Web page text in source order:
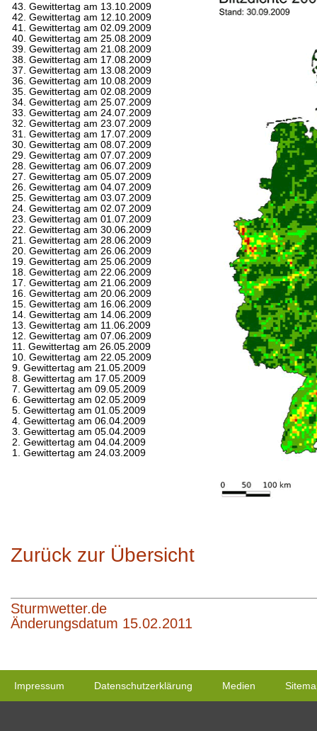
43. Gewittertag am 13.10.2009
42. Gewittertag am 12.10.2009
41. Gewittertag am 02.09.2009
40. Gewittertag am 25.08.2009
39. Gewittertag am 21.08.2009
38. Gewittertag am 17.08.2009
37. Gewittertag am 13.08.2009
36. Gewittertag am 10.08.2009
35. Gewittertag am 02.08.2009
34. Gewittertag am 25.07.2009
33. Gewittertag am 24.07.2009
32. Gewittertag am 23.07.2009
31. Gewittertag am 17.07.2009
30. Gewittertag am 08.07.2009
29. Gewittertag am 07.07.2009
28. Gewittertag am 06.07.2009
27. Gewittertag am 05.07.2009
26. Gewittertag am 04.07.2009
25. Gewittertag am 03.07.2009
24. Gewittertag am 02.07.2009
23. Gewittertag am 01.07.2009
22. Gewittertag am 30.06.2009
21. Gewittertag am 28.06.2009
20. Gewittertag am 26.06.2009
19. Gewittertag am 25.06.2009
18. Gewittertag am 22.06.2009
17. Gewittertag am 21.06.2009
16. Gewittertag am 20.06.2009
15. Gewittertag am 16.06.2009
14. Gewittertag am 14.06.2009
13. Gewittertag am 11.06.2009
12. Gewittertag am 07.06.2009
11. Gewittertag am 26.05.2009
10. Gewittertag am 22.05.2009
9. Gewittertag am 21.05.2009
8. Gewittertag am 17.05.2009
7. Gewittertag am 09.05.2009
6. Gewittertag am 02.05.2009
5. Gewittertag am 01.05.2009
4. Gewittertag am 06.04.2009
3. Gewittertag am 05.04.2009
2. Gewittertag am 04.04.2009
1. Gewittertag am 24.03.2009
Zurück zur Übersicht
Sturmwetter.de
Änderungsdatum 15.02.2011
Impressum Datenschutzerklärung Medien